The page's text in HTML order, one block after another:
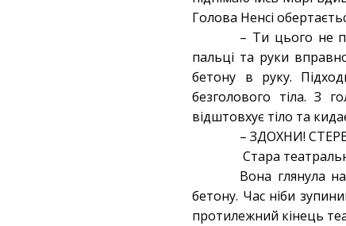
Голова Ненсі
– Ти цього не
пальці та руки
бетону в руку.
безголового тіла. З
відштовхує тіло та
– ЗДОХНИ!
Стара
Вона глянула
бетону. Час ніби
протилежний кінець